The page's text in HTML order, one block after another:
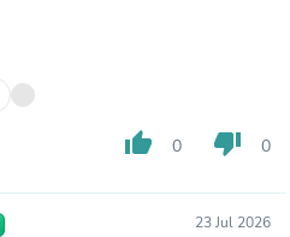
thumb_up 0 thumb_down 0
23 Jul 2026